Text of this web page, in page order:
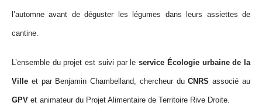
l’automne avant de déguster les légumes dans leurs assiettes de
cantine.
L’ensemble du projet est suivi par leservice Écologie urbaine de la
Ville et par Benjamin Chambelland, chercheur duCNRS associé au
GPV et animateur du Projet Alimentaire de Territoire Rive Droite.